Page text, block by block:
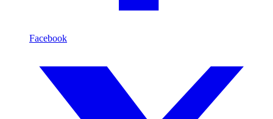
Facebook